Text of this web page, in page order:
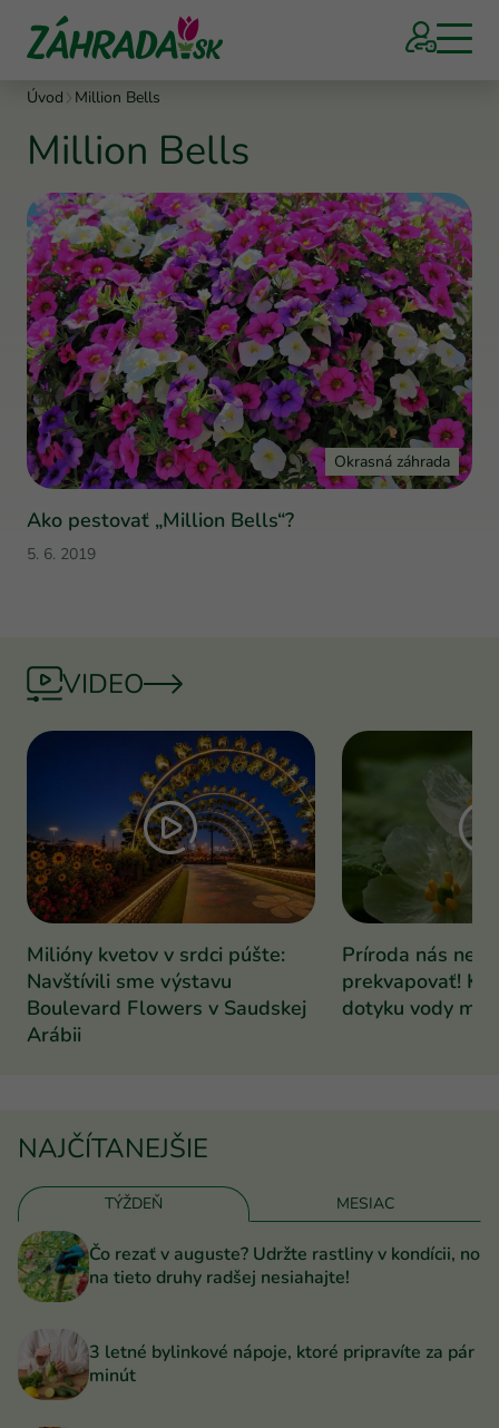
Úvod Million Bells
Million Bells
Okrasná záhrada
Ako pestovať „Million Bells“?
5. 6. 2019
VIDEO
Milióny kvetov v srdci púšte:
Navštívili sme výstavu
Boulevard Flowers v Saudskej
Arábii
Príroda nás
prekvapovať!
dotyku vody
NAJČÍTANEJŠIE
TÝŽDEŇ MESIAC
Čo rezať v auguste? Udržte rastliny v kondícii, no
na tieto druhy radšej nesiahajte!
3 letné bylinkové nápoje, ktoré pripravíte za pár
minút